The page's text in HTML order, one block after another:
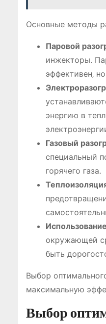
Основные методы
Паровой
инжекторы.
эффективен‚
энергию в
Газовый
специальный
горячего газа.
окружающей
быть
Выбор
максимальную
Выбор